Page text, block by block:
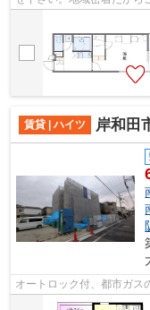
賃貸 | ハイツ 岸和田
オートロック付、都市ガス